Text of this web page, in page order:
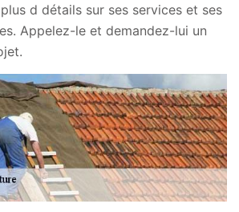
d détails sur ses services et ses
Appelez-le et demandez-lui un